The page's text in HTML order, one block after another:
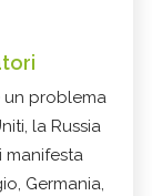
un problema
la Russia
manifesta
Germania,